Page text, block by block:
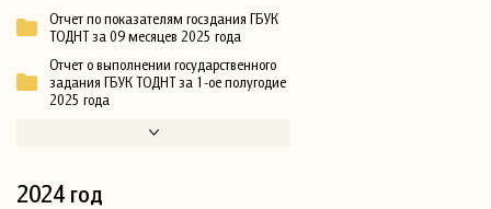
Отчет по показателям госздания ГБУК
ТОДНТ за 09 месяцев 2025 года
Отчет о выполнении государственного
задания ГБУК ТОДНТ за 1-ое полугодие
2025 года
2024 год